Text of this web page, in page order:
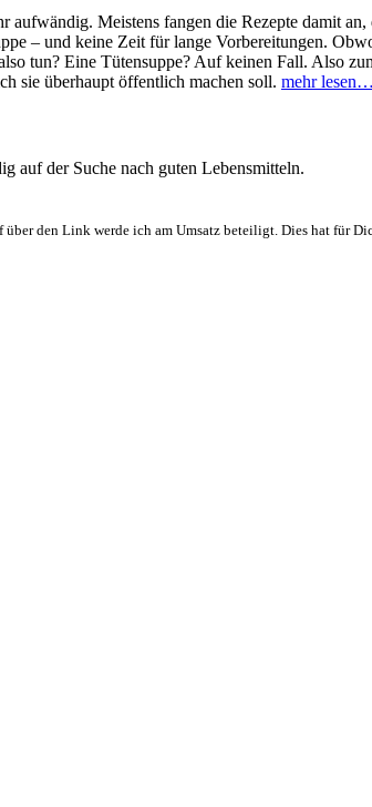
Meistens fangen die Rezepte damit an,
– und keine Zeit für lange Vorbereitungen.
tun? Eine Tütensuppe? Auf keinen Fall. Also
sie überhaupt öffentlich machen soll. mehr lesen…
auf der Suche nach guten Lebensmitteln.
den Link werde ich am Umsatz beteiligt. Dies hat für